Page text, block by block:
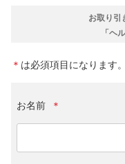
お取り引
「ヘ
＊ は必須項目になります。
お名前 ＊